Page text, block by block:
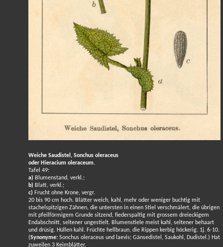
Weiche Saudistel, Sonchus oleraceus
oder Hieracium oleraceum.
Tafel 49:
a) Blumenstand, verkl.;
b) Blatt, verkl.;
c) Frucht ohne Krone, vergr.
20 bis 90 cm hoch. Blätter weich, kahl, mehr oder weniger buchtig mit
stachelspitzigen Zähnen, die untersten in einen Stiel verschmälert, die übrigen
mit pfeilförmigem Grunde sitzend, fiederspaltig mit grossem dreieckigem
Endabschnitt, seltener ungestielt. Blumenstiele meist kahl, seltener behaart
und drüsig. Hüllen kahl. Früchte hellbraun, die Rippen kerbig höckerig. 1j. 6-10.
(Synonyme:Sonchus oleraceus und laevis; Gänsedistel, Saukohl, Dudistel.) Hat
zuweilen 3 Keimblätter.